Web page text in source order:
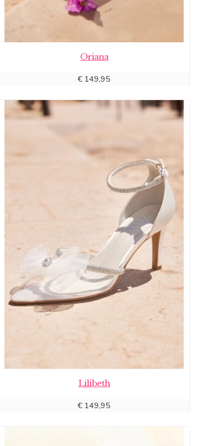
Oriana
€149,95
Lilibeth
€149,95